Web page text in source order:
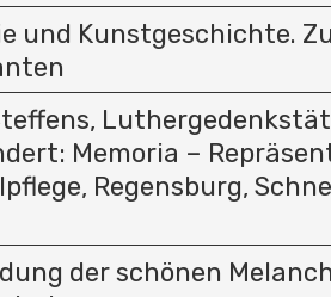
und Kunstgeschichte.
Memoria –
Regensburg,
der schönen